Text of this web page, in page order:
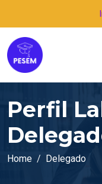
Perfil
Home Delegado